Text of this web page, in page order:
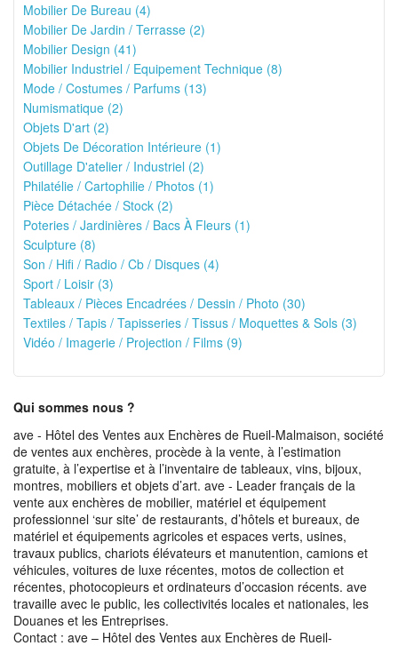
Mobilier De Bureau (4)
Mobilier De Jardin / Terrasse (2)
Mobilier Design (41)
Mobilier Industriel / Equipement Technique (8)
Mode / Costumes / Parfums (13)
Numismatique (2)
Objets D'art (2)
Objets De Décoration Intérieure (1)
Outillage D'atelier / Industriel (2)
Philatélie / Cartophilie / Photos (1)
Pièce Détachée / Stock (2)
Poteries / Jardinières / Bacs À Fleurs (1)
Sculpture (8)
Son / Hifi / Radio / Cb / Disques (4)
Sport / Loisir (3)
Tableaux / Pièces Encadrées / Dessin / Photo (30)
Textiles / Tapis / Tapisseries / Tissus / Moquettes & Sols (3)
Vidéo / Imagerie / Projection / Films (9)
Qui sommes nous ?
ave - Hôtel des Ventes aux Enchères de Rueil-Malmaison, société
de ventes aux enchères, procède à la vente, à l’estimation
gratuite, à l’expertise et à l’inventaire de tableaux, vins, bijoux,
montres, mobiliers et objets d’art. ave - Leader français de la
vente aux enchères de mobilier, matériel et équipement
professionnel ‘sur site’ de restaurants, d’hôtels et bureaux, de
matériel et équipements agricoles et espaces verts, usines,
travaux publics, chariots élévateurs et manutention, camions et
véhicules, voitures de luxe récentes, motos de collection et
récentes, photocopieurs et ordinateurs d’occasion récents. ave
travaille avec le public, les collectivités locales et nationales, les
Douanes et les Entreprises.
Contact : ave – Hôtel des Ventes aux Enchères de Rueil-